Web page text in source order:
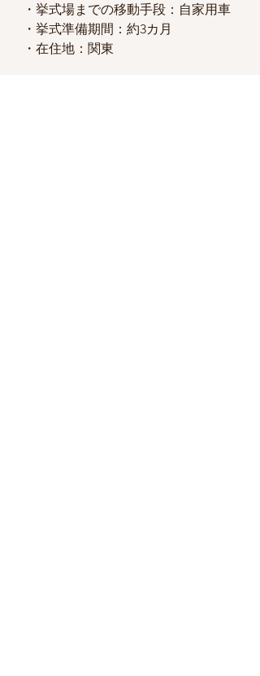
・挙式場までの移動手段：自家用車
・挙式準備期間：約3カ月
・在住地：関東